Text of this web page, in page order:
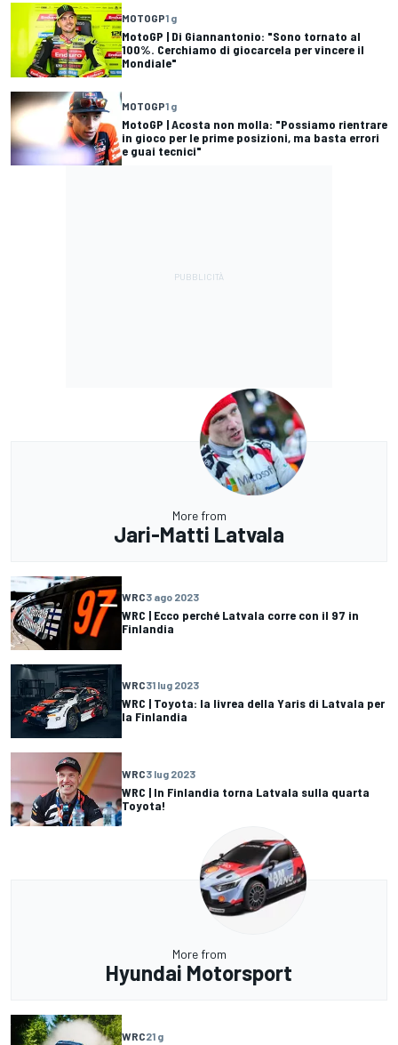
MOTOGP1 g
MotoGP | Di Giannantonio: "Sono tornato al
100%. Cerchiamo di giocarcela per vincere il
Mondiale"
MOTOGP1 g
MotoGP | Acosta non molla: "Possiamo rientrare
in gioco per le prime posizioni, ma basta errori
e guai tecnici"
More from
Jari-Matti Latvala
WRC3 ago 2023
WRC | Ecco perché Latvala corre con il 97 in
Finlandia
WRC31 lug 2023
WRC | Toyota: la livrea della Yaris di Latvala per
la Finlandia
WRC3 lug 2023
WRC | In Finlandia torna Latvala sulla quarta
Toyota!
More from
Hyundai Motorsport
WRC21 g